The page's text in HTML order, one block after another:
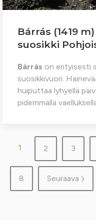
Bárrás (1419
suosikki
Bárrás on erityisesti
suosikkivuori.
huiputtaa lyhyellä
pidemmällä
1 2 3
8 Seuraava